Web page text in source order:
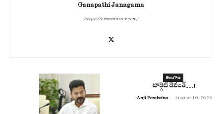
Ganapathi Janagama
https://crimemirror.com/
తెలంగాణ
టార్గెట్ రేవంత్…!
Anji Peraboina - August 10, 2026